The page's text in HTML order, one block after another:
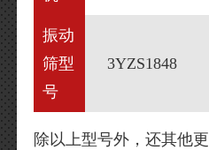
振动
筛型
号
3YZS1848
除以上型号外，还其他